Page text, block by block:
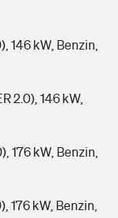
146 kW, Benzin,
2.0), 146 kW,
176 kW, Benzin,
176 kW, Benzin,